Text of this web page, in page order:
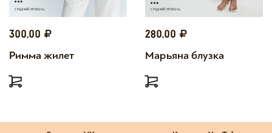
300,00
Римма жилет
280,00
Марьяна блузка